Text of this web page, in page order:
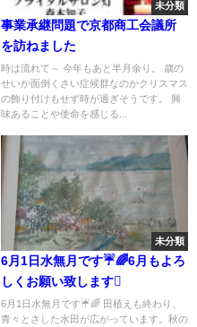
未分類
事業承継問題で京都商工会議所
を訪ねました
時は流れて～ 今年もあと半月余り。 歳の
せいか面倒くさい症候群なのかクリスマス
の飾り付けもせず時が過ぎそうです。 興
味あることや使命を感じる...
未分類
6月1日水無月です☔️🌈6月もよろ
しくお願い致します
6月1日水無月です☔️🌈 田植えも終わり、
青々とさした水田が広がっています。秋の